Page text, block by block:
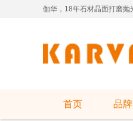
伽华，18年石材晶面打磨抛
首页 品